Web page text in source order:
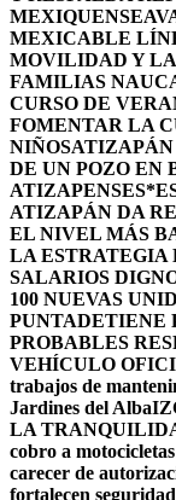
MEXIQUENSE
MEXICABLE
MOVILIDAD Y
FAMILIAS
CURSO DE
FOMENTAR LA
NIÑOSATIZAPÁN
DE UN POZO EN
ATIZAPENSES
ATIZAPÁN DA
EL NIVEL MÁS
LA ESTRATEGIA
SALARIOS
100 NUEVAS
PUNTADETIENE
PROBABLES
VEHÍCULO
trabajos de
Jardines del Alba
LA
cobro a
carecer de
fortalecen